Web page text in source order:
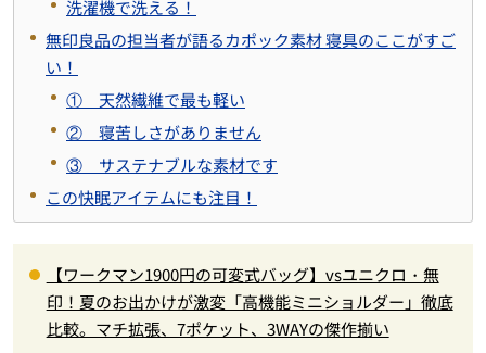
洗濯機で洗える！
無印良品の担当者が語るカポック素材 寝具のここがすご
い！
① 天然繊維で最も軽い
② 寝苦しさがありません
③ サステナブルな素材です
この快眠アイテムにも注目！
【ワークマン1900円の可変式バッグ】vsユニクロ・無
印！夏のお出かけが激変「高機能ミニショルダー」徹底
比較。マチ拡張、7ポケット、3WAYの傑作揃い